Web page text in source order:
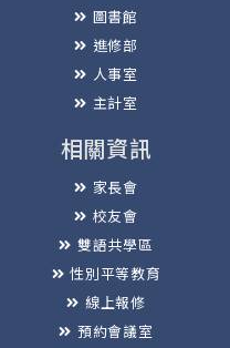
圖書館
進修部
人事室
主計室
相關資訊
家長會
校友會
雙語共學區
性別平等教育
線上報修
預約會議室